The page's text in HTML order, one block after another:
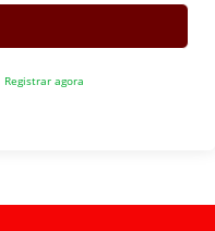
Registrar agora